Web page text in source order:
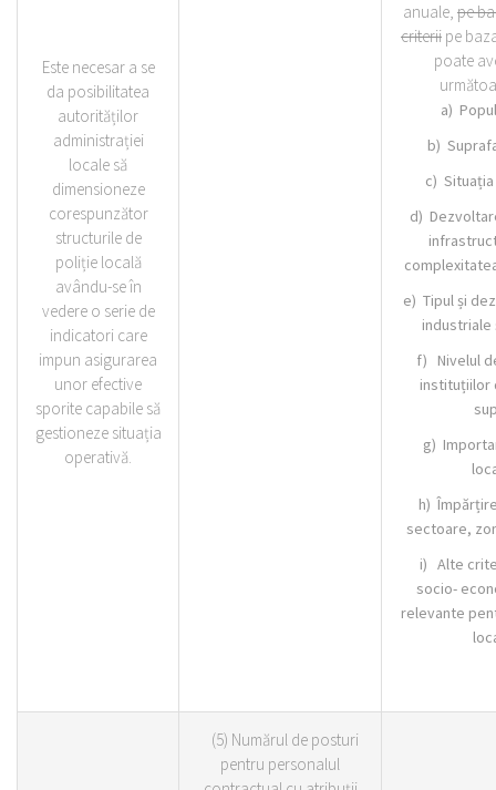
Este necesar a se
da posibilitatea
autorităților
administrației
locale să
dimensioneze
corespunzător
structurile de
poliție locală
avându-se în
vedere o serie de
indicatori care
impun asigurarea
unor efective
sporite capabile să
gestioneze situația
operativă.
anuale, pe
criterii pe
poate
a)
b)
c)
d)
e) Tipul și
industriale
f) Nivelul
instituțiilor
g)
h)
sectoare,
i) Alte
socio-
relevante
(5) Numărul de posturi
pentru personalul